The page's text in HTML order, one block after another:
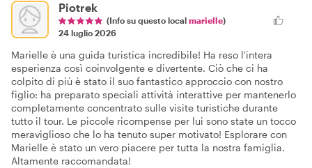
Piotrek
(Info su questo local marielle)
24 luglio 2026
Marielle è una guida turistica incredibile! Ha reso l'intera
esperienza così coinvolgente e divertente. Ciò che ci ha
colpito di più è stato il suo fantastico approccio con nostro
figlio: ha preparato speciali attività interattive per mantenerlo
completamente concentrato sulle visite turistiche durante
tutto il tour. Le piccole ricompense per lui sono state un tocco
meraviglioso che lo ha tenuto super motivato! Esplorare con
Marielle è stato un vero piacere per tutta la nostra famiglia.
Altamente raccomandata!